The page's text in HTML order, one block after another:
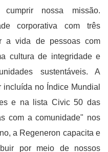
nossa missão.
corporativa com três
a vida de pessoas com
cultura de integridade e
sustentáveis. A
no Índice Mundial
e na lista Civic 50 das
com a comunidade" nos
a Regeneron capacita e
por meio de nossos